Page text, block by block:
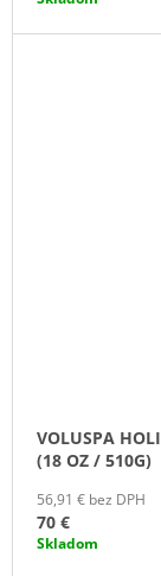
VOLUSPA
(18 OZ / 510G)
56,91 € bez DPH
70 €
Skladom